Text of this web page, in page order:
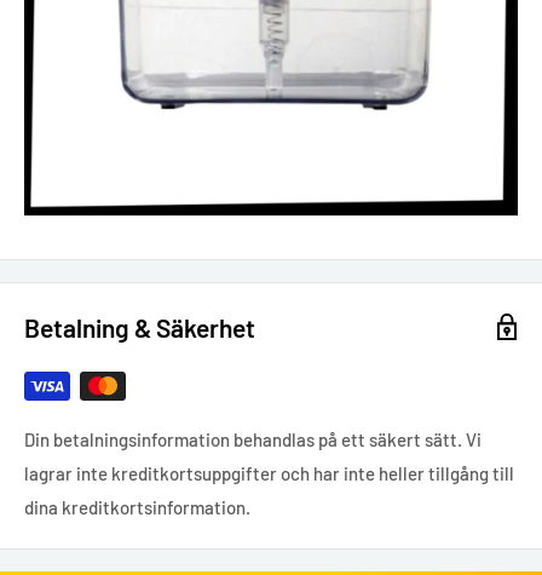
Betalning & Säkerhet
Din betalningsinformation behandlas på ett säkert sätt. Vi
lagrar inte kreditkortsuppgifter och har inte heller tillgång till
dina kreditkortsinformation.